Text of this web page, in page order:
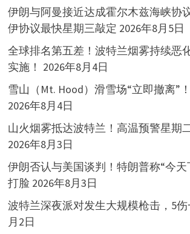
伊朗与阿曼接近达成霍尔木兹海峡协
伊协议最快星期三敲定 2026年8月5日
全球排名第五差！波特兰烟雾持续恶
实施！ 2026年8月4日
雪山（Mt. Hood）滑雪场“立即撤离”
2026年8月4日
山火烟雾抵达波特兰！高温预警星期
2026年8月3日
伊朗否认与美国谈判！特朗普称“今天
打脸 2026年8月3日
波特兰深夜派对发生大规模枪击，5伤
月2日